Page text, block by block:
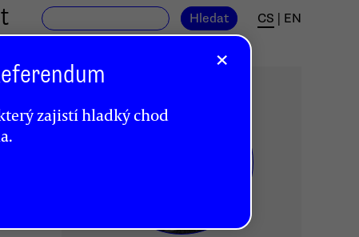
Hledat CS EN
×
zajistí hladký chod